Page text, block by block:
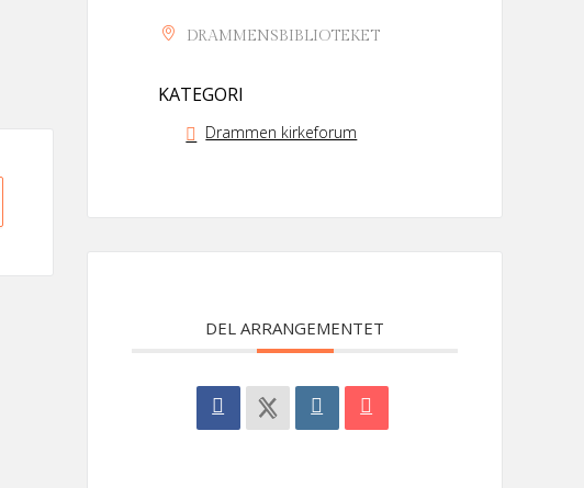
DRAMMENSBIBLIOTEKET
KATEGORI
Drammen kirkeforum
DEL ARRANGEMENTET